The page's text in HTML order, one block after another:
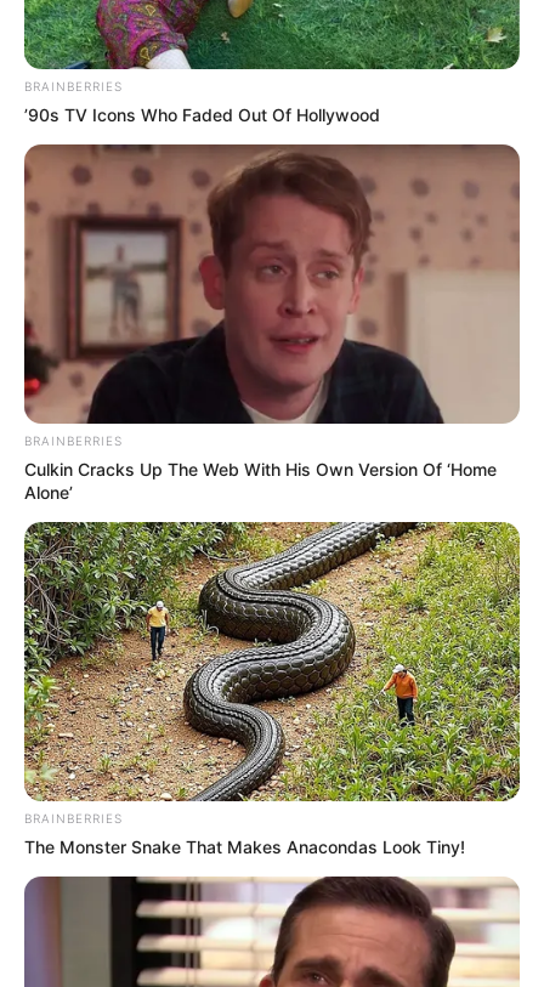
BRAINBERRIES
’90s TV Icons Who Faded Out Of Hollywood
BRAINBERRIES
Culkin Cracks Up The Web With His Own Version Of ‘Home
Alone’
BRAINBERRIES
The Monster Snake That Makes Anacondas Look Tiny!